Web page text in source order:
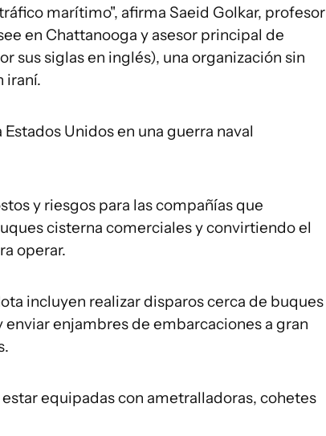
marítimo", afirma Saeid Golkar, profesor
en Chattanooga y asesor principal de
sus siglas en inglés), una organización sin
iraní.
Unidos en una guerra naval
y riesgos para las compañías que
cisterna comerciales y convirtiendo el
operar.
incluyen realizar disparos cerca de buques
enjambres de embarcaciones a gran
equipadas con ametralladoras, cohetes